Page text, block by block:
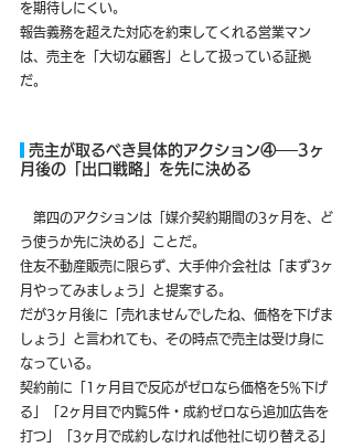
を期待しにくい。
報告義務を超えた対応を約束してくれる営業マン
は、売主を「大切な顧客」として扱っている証拠
だ。
売主が取るべき具体的アクション④──3ヶ
月後の「出口戦略」を先に決める
第四のアクションは「媒介契約期間の3ヶ月を、ど
う使うか先に決める」ことだ。
住友不動産販売に限らず、大手仲介会社は「まず3ヶ
月やってみましょう」と提案する。
だが3ヶ月後に「売れませんでしたね、価格を下げま
しょう」と言われても、その時点で売主は受け身に
なっている。
契約前に「1ヶ月目で反応がゼロなら価格を5%下げ
る」「2ヶ月目で内覧5件・成約ゼロなら追加広告を
打つ」「3ヶ月で成約しなければ他社に切り替える」